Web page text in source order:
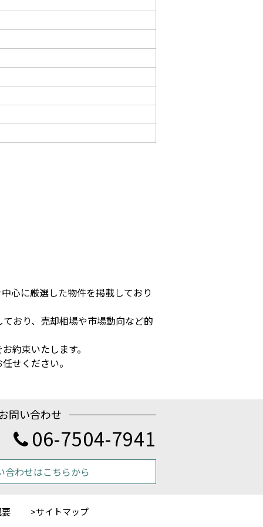
心に厳選した物件を掲載しており
おり、売却相場や市場動向など的
約束いたします。
せください。
問い合わせ
06-7504-7941
合わせはこちらから
サイトマップ